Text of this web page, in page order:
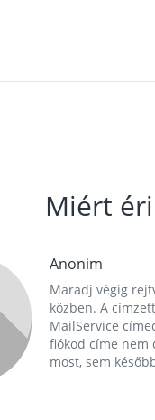
Miért
Anonim
Maradj végig
közben. A
MailService
fiókod címe nem
most, sem